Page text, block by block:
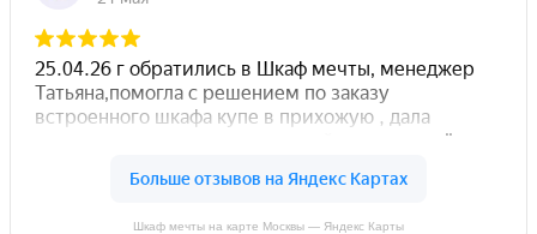
Шкаф мечты на карте Москвы — Яндекс Карты